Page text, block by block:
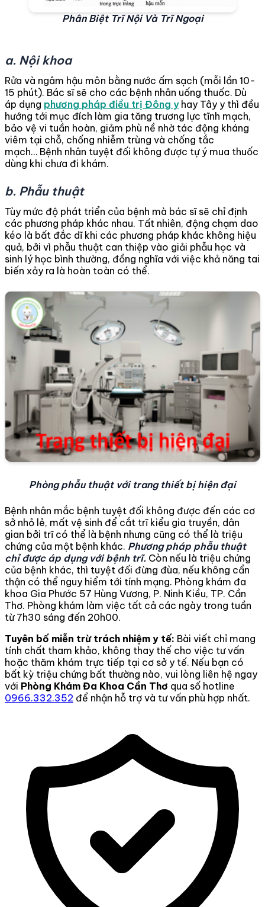
Phân Biệt Trĩ Nội Và Trĩ Ngoại
a. Nội khoa
Rửa và ngâm hậu môn bằng nước ấm sạch (mỗi lần 10-
15 phút). Bác sĩ sẽ cho các bệnh nhân uống thuốc. Dù
áp dụng phương pháp điều trị Đông yhay Tây y thì đều
hướng tới mục đích làm gia tăng trương lực tĩnh mạch,
bảo vệ vi tuần hoàn, giảm phù nề nhờ tác động kháng
viêm tại chỗ, chống nhiễm trùng và chống tắc
mạch… Bệnh nhân tuyệt đối không được tự ý mua thuốc
dùng khi chưa đi khám.
b. Phẫu thuật
Tùy mức độ phát triển của bệnh mà bác sĩ sẽ chỉ định
các phương pháp khác nhau. Tất nhiên, động chạm dao
kéo là bất đắc dĩ khi các phương pháp khác không hiệu
quả, bởi vì phẫu thuật can thiệp vào giải phẫu học và
sinh lý học bình thường, đồng nghĩa với việc khả năng tai
biến xảy ra là hoàn toàn có thể.
Phòng phẫu thuật với trang thiết bị hiện đại
Bệnh nhân mắc bệnh tuyệt đối không được đến các cơ
sở nhỏ lẻ, mất vệ sinh để cắt trĩ kiểu gia truyền, dân
gian bởi trĩ có thể là bệnh nhưng cũng có thể là triệu
chứng của một bệnh khác. Phương pháp phẫu thuật
chỉ được áp dụng với bệnh trĩ. Còn nếu là triệu chứng
của bệnh khác, thì tuyệt đối đừng đùa, nếu không cẩn
thận có thể nguy hiểm tới tính mạng. Phòng khám đa
khoa Gia Phước 57 Hùng Vương, P. Ninh Kiều, TP. Cần
Thơ. Phòng khám làm việc tất cả các ngày trong tuần
từ 7h30 sáng đến 20h00.
Tuyên bố miễn trừ trách nhiệm y tế: Bài viết chỉ mang
tính chất tham khảo, không thay thế cho việc tư vấn
hoặc thăm khám trực tiếp tại cơ sở y tế. Nếu bạn có
bất kỳ triệu chứng bất thường nào, vui lòng liên hệ ngay
với Phòng Khám Đa Khoa Cần Thơ qua số hotline
0966.332.352 để nhận hỗ trợ và tư vấn phù hợp nhất.